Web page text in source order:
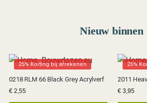
Nieuw binnen
25% Korting bij afrekenen
0218 RLM 66 Black Grey Acrylverf
€ 2,55
25%
2011
€3,95